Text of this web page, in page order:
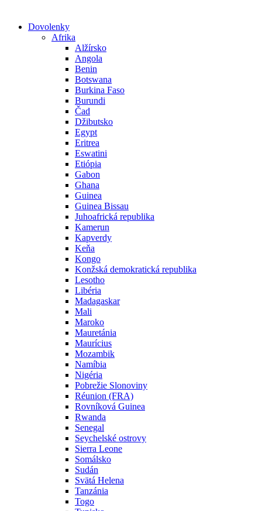
Dovolenky
Afrika
Alžírsko
Angola
Benin
Botswana
Burkina Faso
Burundi
Čad
Džibutsko
Egypt
Eritrea
Eswatini
Etiópia
Gabon
Ghana
Guinea
Guinea Bissau
Juhoafrická republika
Kamerun
Kapverdy
Keňa
Kongo
Konžská demokratická republika
Lesotho
Libéria
Madagaskar
Mali
Maroko
Mauretánia
Maurícius
Mozambik
Namíbia
Nigéria
Pobrežie Slonoviny
Réunion (FRA)
Rovníková Guinea
Rwanda
Senegal
Seychelské ostrovy
Sierra Leone
Somálsko
Sudán
Svätá Helena
Tanzánia
Togo